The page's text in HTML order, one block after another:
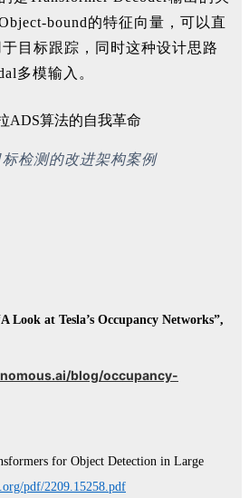
bound的特征向量，可以直
目标跟踪，同时这种设计思路
多模输入。
标检测的改进架构案例
Look at Tesla’s Occupancy Networks”,
blog/occupancy-
for Object Detection in Large
pdf/2209.15258.pdf